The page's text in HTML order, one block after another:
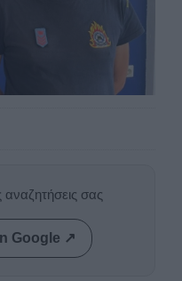
αναζητήσεις σας
Google ↗